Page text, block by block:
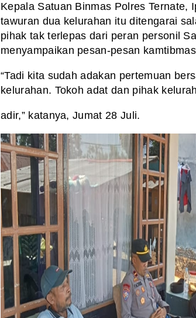
Kepala Satuan Binmas Polres Ternate,
tawuran dua kelurahan itu ditengarai
pihak tak terlepas dari peran personil
menyampaikan pesan-pesan
“Tadi kita sudah adakan pertemuan
kelurahan. Tokoh adat dan pihak
adir,” katanya, Jumat 28 Juli.